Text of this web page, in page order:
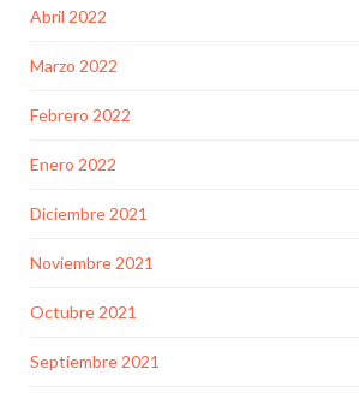
Abril 2022
Marzo 2022
Febrero 2022
Enero 2022
Diciembre 2021
Noviembre 2021
Octubre 2021
Septiembre 2021